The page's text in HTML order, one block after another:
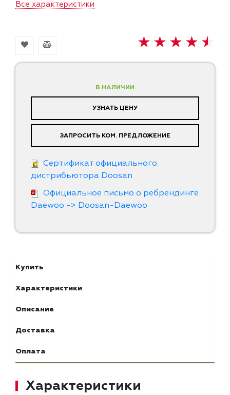
В НАЛИЧИИ
УЗНАТЬ ЦЕНУ
ЗАПРОСИТЬ КОМ. ПРЕДЛОЖЕНИЕ
Сертификат официального
дистрибьютора Doosan
Официальное письмо о ребрендинге
Daewoo -> Doosan-Daewoo
Все характеристики
Купить
Характеристики
Описание
Доставка
Оплата
Характеристики